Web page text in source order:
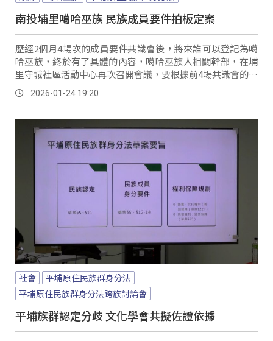
南投埔里噶哈巫族 民族成員要件拍板定案
歷經2個月4場次的成員要件共識會後，將來誰可以登記為噶
哈巫族，終於有了具體的內容，噶哈巫族人相關幹部，在埔
里守城社區活動中心再次召開會議，要根據前4場共識會的結
果拍板定案，將來族親要登記為噶哈巫族的必要條件。
2026-01-24 19:20
社會
平埔原住民族群身分法
平埔原住民族群身分法跨族討論會
平埔族群認定分歧 文化學會共擬佐證依據